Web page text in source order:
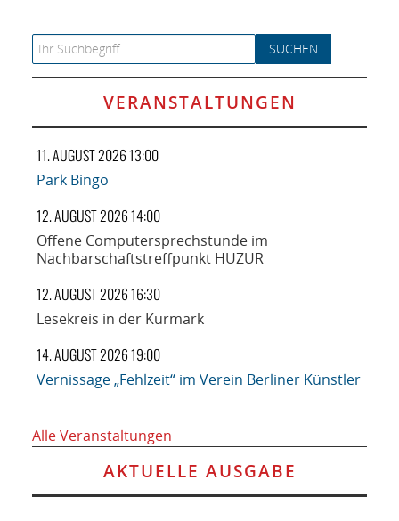
Search for:
VERANSTALTUNGEN
11. AUGUST 2026 13:00
Park Bingo
12. AUGUST 2026 14:00
Offene Computersprechstunde im
Nachbarschaftstreffpunkt HUZUR
12. AUGUST 2026 16:30
Lesekreis in der Kurmark
14. AUGUST 2026 19:00
Vernissage „Fehlzeit“ im Verein Berliner Künstler
Alle Veranstaltungen
AKTUELLE AUSGABE